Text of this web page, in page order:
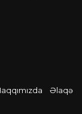
Əlaqə